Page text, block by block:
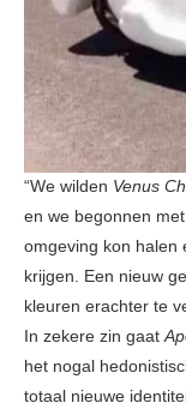
“We wilden Venus
en we begonnen
omgeving kon halen
krijgen. Een nieuw
kleuren erachter te
In zekere zin gaat
het nogal
totaal nieuwe